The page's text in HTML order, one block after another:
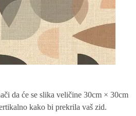
da će se slika veličine 30cm × 30cm
kako bi prekrila vaš zid.